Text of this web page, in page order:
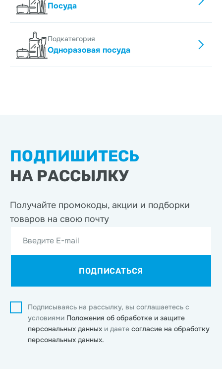
Посуда
Подкатегория
Одноразовая посуда
ПОДПИШИТЕСЬ
НА РАССЫЛКУ
Получайте промокоды, акции и подборки
товаров на свою почту
Введите E-mail
ПОДПИСАТЬСЯ
Подписываясь на рассылку, вы соглашаетесь с
условиями Положения об обработке и защите
персональных данных и даете согласие на обработку
персональных данных.